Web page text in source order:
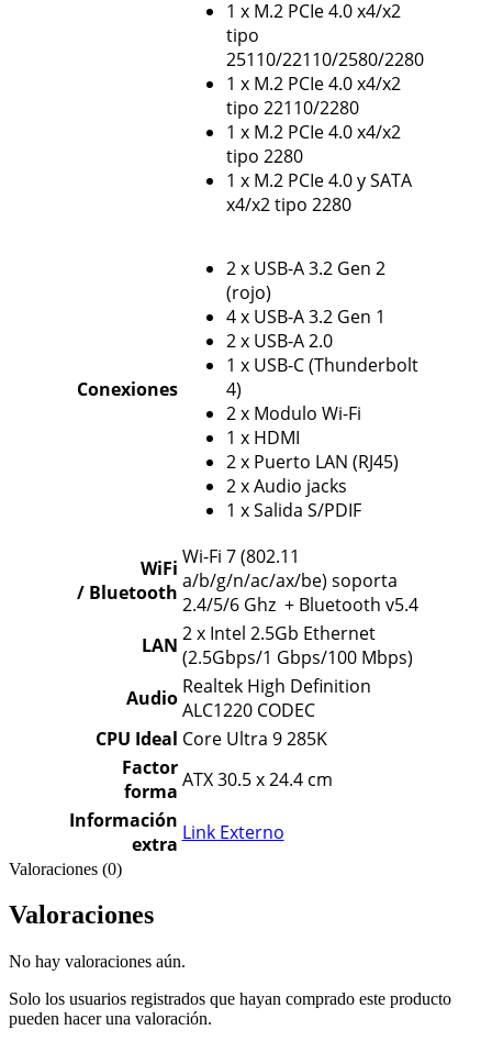
1 x M.2 PCIe 4.0 x4/x2
tipo
25110/22110/2580/2280
1 x M.2 PCIe 4.0 x4/x2
tipo 22110/2280
1 x M.2 PCIe 4.0 x4/x2
tipo 2280
1 x M.2 PCIe 4.0 y SATA
x4/x2 tipo 2280
Conexiones
2 x USB-A 3.2 Gen 2
(rojo)
4 x USB-A 3.2 Gen 1
2 x USB-A 2.0
1 x USB-C (Thunderbolt
4)
2 x Modulo Wi-Fi
1 x HDMI
2 x Puerto LAN (RJ45)
2 x Audio jacks
1 x Salida S/PDIF
WiFi
/ Bluetooth
Wi-Fi 7 (802.11
a/b/g/n/ac/ax/be) soporta
2.4/5/6 Ghz + Bluetooth v5.4
LAN 2 x Intel 2.5Gb Ethernet
(2.5Gbps/1 Gbps/100 Mbps)
Audio Realtek High Definition
ALC1220 CODEC
CPU Ideal Core Ultra 9 285K
Factor
forma ATX 30.5 x 24.4 cm
Información
extra Link Externo
Valoraciones (0)
Valoraciones
No hay valoraciones aún.
Solo los usuarios registrados que hayan comprado este producto
pueden hacer una valoración.